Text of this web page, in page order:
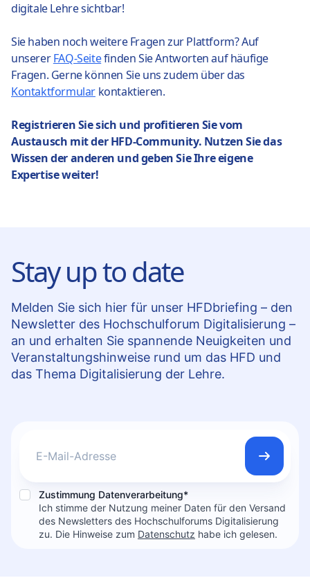
digitale Lehre sichtbar!
Sie haben noch weitere Fragen zur Plattform? Auf
unsererFAQ-Seitefinden Sie Antworten auf häufige
Fragen. Gerne können Sie uns zudem über das
Kontaktformular kontaktieren.
Registrieren Sie sich und profitieren Sie vom
Austausch mit der HFD-Community. Nutzen Sie das
Wissen der anderen und geben Sie Ihre eigene
Expertise weiter!
Stay up to date
Melden Sie sich hier für unser HFDbriefing – den
Newsletter des Hochschulforum Digitalisierung –
an und erhalten Sie spannende Neuigkeiten und
Veranstaltungshinweise rund um das HFD und
das Thema Digitalisierung der Lehre.
Jetzt
Zustimmung Datenverarbeitung*
Ich stimme der Nutzung meiner Daten für den Versand
des Newsletters des Hochschulforums Digitalisierung
zu. Die Hinweise zum Datenschutz habe ich gelesen.